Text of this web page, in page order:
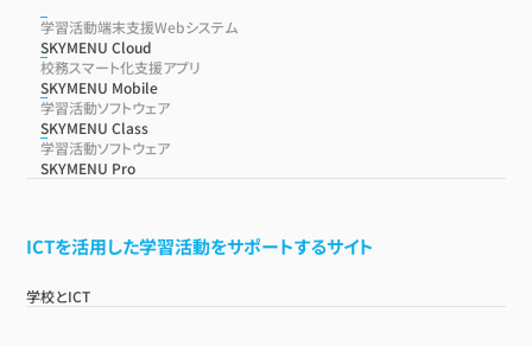
学習活動端末支援Webシステム
SKYMENU Cloud
校務スマート化支援アプリ
SKYMENU Mobile
学習活動ソフトウェア
SKYMENU Class
学習活動ソフトウェア
SKYMENU Pro
ICTを活用した学習活動をサポートするサイト
学校とICT